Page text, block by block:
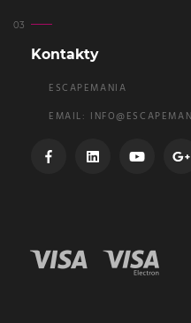
Kontakty
ESCAPEMANIA
EMAIL: